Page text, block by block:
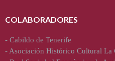
COLABORADORES
- Cabildo de Tenerife
- Asociación Histórico Cultural La